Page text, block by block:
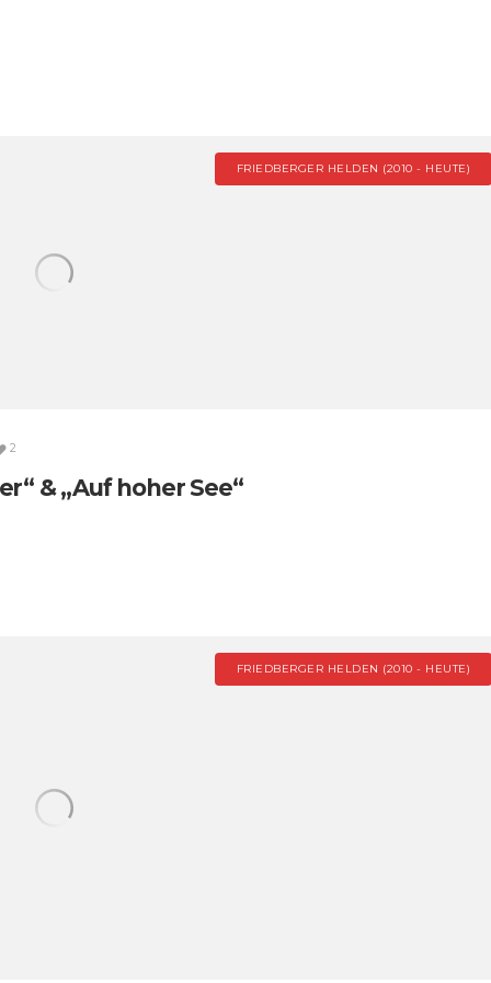
FRIEDBERGER HELDEN (2010 - HEUTE)
2
& „Auf hoher See“
FRIEDBERGER HELDEN (2010 - HEUTE)